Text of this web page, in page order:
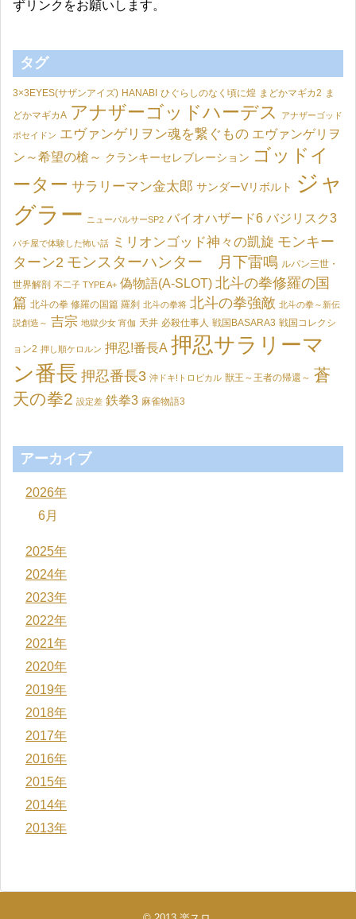
ずリンクをお願いします。
タグ
3×3EYES(サザンアイズ) HANABI ひぐらしのなく頃に煌 まどかマギカ2 ま
どかマギカA アナザーゴッドハーデス アナザーゴッド
ポセイドン エヴァンゲリヲン魂を繋ぐもの エヴァンゲリヲ
ン～希望の槍～ クランキーセレブレーション ゴッドイ
ーター サラリーマン金太郎 サンダーVリボルト
ジャ
グラー
ニューパルサーSP2 バイオハザード6 バジリスク3
パチ屋で体験した怖い話 ミリオンゴッド神々の凱旋 モンキー
ターン2 モンスターハンター 月下雷鳴 ルパン三世・
世界解剖 不二子 TYPE A+ 偽物語(A-SLOT) 北斗の拳修羅の国
篇 北斗の拳 修羅の国篇 羅刹 北斗の拳将 北斗の拳強敵 北斗の拳～新伝
説創造～ 吉宗 地獄少女 宵伽 天井 必殺仕事人 戦国BASARA3 戦国コレクシ
ョン2 押し順ケロルン 押忍!番長A 押忍サラリーマ
ン番長 押忍番長3 沖ドキ!トロピカル 獣王～王者の帰還～ 蒼
天の拳2 設定差 鉄拳3 麻雀物語3
アーカイブ
2026年
6月
2025年
2024年
2023年
2022年
2021年
2020年
2019年
2018年
2017年
2016年
2015年
2014年
2013年